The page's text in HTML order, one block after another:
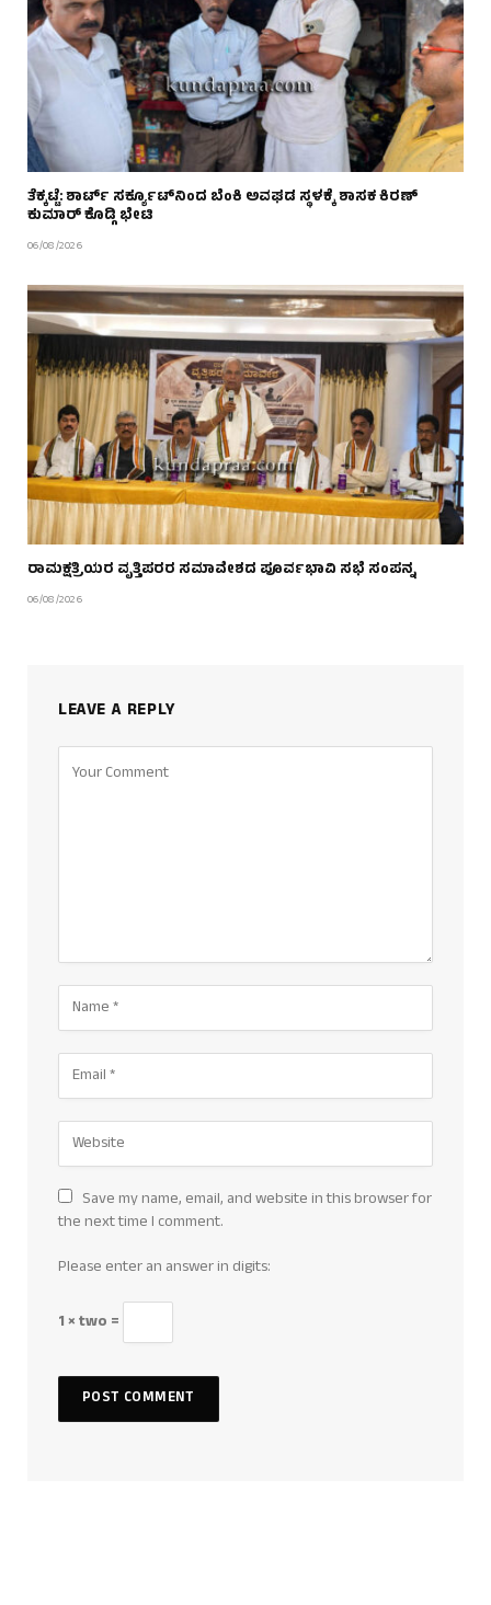
ತೆಕ್ಕಟ್ಟೆ: ಶಾರ್ಟ್ ಸರ್ಕ್ಯೂಟ್‌ನಿಂದ ಬೆಂಕಿ ಅವಘಡ ಸ್ಥಳಕ್ಕೆ ಶಾಸಕ ಕಿರಣ್
ಕುಮಾರ್ ಕೊಡ್ಗಿ ಭೇಟಿ
06/08/2026
ರಾಮಕ್ಷತ್ರಿಯರ ವೃತ್ತಿಪರರ ಸಮಾವೇಶದ ಪೂರ್ವಭಾವಿ ಸಭೆ ಸಂಪನ್ನ
06/08/2026
LEAVE A REPLY
Save my name, email, and website in this browser for
the next time I comment.
Please enter an answer in digits:
1 × two =